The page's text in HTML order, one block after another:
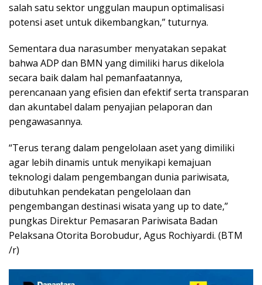
salah satu sektor unggulan maupun optimalisasi
potensi aset untuk dikembangkan,” tuturnya.
Sementara dua narasumber menyatakan sepakat
bahwa ADP dan BMN yang dimiliki harus dikelola
secara baik dalam hal pemanfaatannya,
perencanaan yang efisien dan efektif serta transparan
dan akuntabel dalam penyajian pelaporan dan
pengawasannya.
“Terus terang dalam pengelolaan aset yang dimiliki
agar lebih dinamis untuk menyikapi kemajuan
teknologi dalam pengembangan dunia pariwisata,
dibutuhkan pendekatan pengelolaan dan
pengembangan destinasi wisata yang up to date,”
pungkas Direktur Pemasaran Pariwisata Badan
Pelaksana Otorita Borobudur, Agus Rochiyardi. (BTM
/r)